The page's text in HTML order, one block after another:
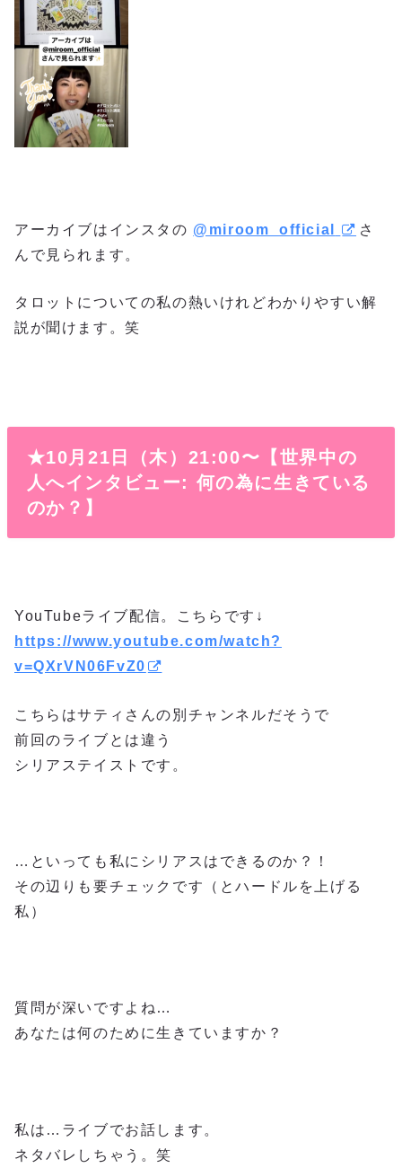
アーカイブはインスタの @miroom_official
さ
んで見られます。
タロットについての私の熱いけれどわかりやすい解
説が聞けます。笑
★10月21日（木）21:00〜 【世界中の
人へインタビュー: 何の為に生きている
のか？】
YouTubeライブ配信。こちらです↓
https://www.youtube.com/watch?
v=QXrVN06FvZ0
こちらはサティさんの別チャンネルだそうで
前回のライブとは違う
シリアステイストです。
…といっても私にシリアスはできるのか？！
その辺りも要チェックです（とハードルを上げる
私）
質問が深いですよね…
あなたは何のために生きていますか？
私は…ライブでお話します。
ネタバレしちゃう。笑